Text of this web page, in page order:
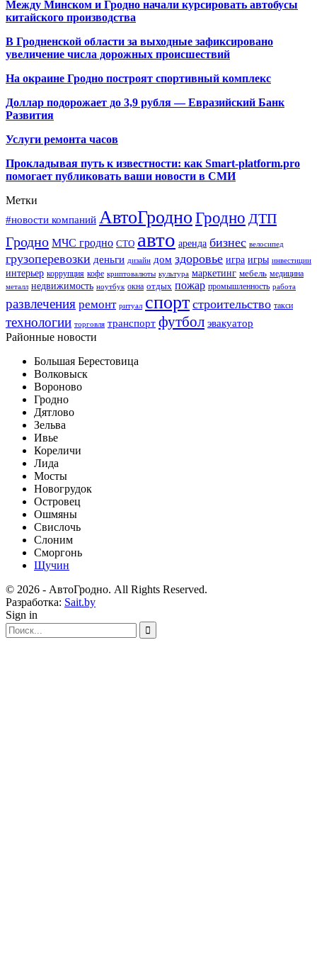
Между Минском и Гродно начали курсировать автобусы
китайского производства
В Гродненской области за выходные зафиксировано
увеличение числа дорожных происшествий
На окраине Гродно построят спортивный комплекс
Доллар подорожает до 3,9 рубля — Евразийский Банк
Развития
Услуги ремонта часов
Прокладывая путь к известности: как Smart-platform.pro
помогает публиковать ваши новости в СМИ
Метки
#новости компаний АвтоГродноГродно ДТП
Гродно МЧС гродно СТО авто аренда бизнес велосипед
грузоперевозки деньги дизайн дом здоровье игра игры инвестиции
интерьер коррупция кофе криптовалюты культура маркетинг мебель медицина
металл недвижимость ноутбук окна отдых пожар промышленность работа
развлечения ремонт ритуал спорт строительство такси
технологии торговля транспорт футбол эвакуатор
Районные новости
Большая Берестовица
Волковыск
Вороново
Гродно
Дятлово
Зельва
Ивье
Кореличи
Лида
Мосты
Новогрудок
Островец
Ошмяны
Свислочь
Слоним
Сморгонь
Щучин
© 2026 - АвтоГродно. All Rights Reserved.
Разработка: Sait.by
Sign in